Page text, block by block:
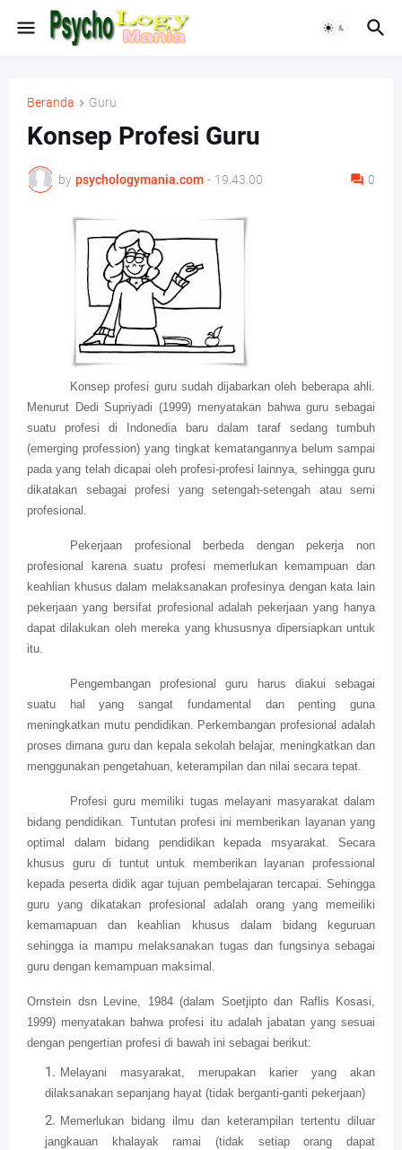
Beranda Guru
Konsep Profesi Guru
by psychologymania.com - 19.43.00 0
Konsep profesi guru sudah dijabarkan oleh beberapa ahli.
Menurut Dedi Supriyadi (1999) menyatakan bahwa guru sebagai
suatu profesi di Indonedia baru dalam taraf sedang tumbuh
(emerging profession) yang tingkat kematangannya belum sampai
pada yang telah dicapai oleh profesi-profesi lainnya, sehingga guru
dikatakan sebagai profesi yang setengah-setengah atau semi
profesional.
Pekerjaan profesional berbeda dengan pekerja non
profesional karena suatu profesi memerlukan kemampuan dan
keahlian khusus dalam melaksanakan profesinya dengan kata lain
pekerjaan yang bersifat profesional adalah pekerjaan yang hanya
dapat dilakukan oleh mereka yang khususnya dipersiapkan untuk
itu.
Pengembangan profesional guru harus diakui sebagai
suatu hal yang sangat fundamental dan penting guna
meningkatkan mutu pendidikan. Perkembangan profesional adalah
proses dimana guru dan kepala sekolah belajar, meningkatkan dan
menggunakan pengetahuan, keterampilan dan nilai secara tepat.
Profesi guru memiliki tugas melayani masyarakat dalam
bidang pendidikan. Tuntutan profesi ini memberikan layanan yang
optimal dalam bidang pendidikan kepada msyarakat. Secara
khusus guru di tuntut untuk memberikan layanan professional
kepada peserta didik agar tujuan pembelajaran tercapai. Sehingga
guru yang dikatakan profesional adalah orang yang memeiliki
kemamapuan dan keahlian khusus dalam bidang keguruan
sehingga ia mampu melaksanakan tugas dan fungsinya sebagai
guru dengan kemampuan maksimal.
Ornstein dsn Levine, 1984 (dalam Soetjipto dan Raflis Kosasi,
1999) menyatakan bahwa profesi itu adalah jabatan yang sesuai
dengan pengertian profesi di bawah ini sebagai berikut:
Melayani masyarakat, merupakan karier yang akan
dilaksanakan sepanjang hayat (tidak berganti-ganti pekerjaan)
Memerlukan bidang ilmu dan keterampilan tertentu diluar
jangkauan khalayak ramai (tidak setiap orang dapat